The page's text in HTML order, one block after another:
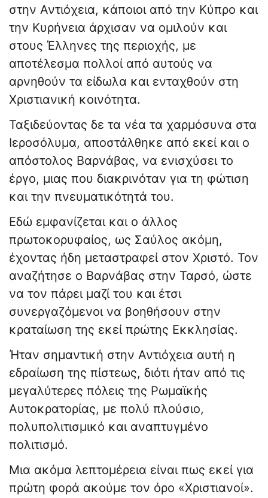
στην Αντιόχεια, κάποιοι από την Κύπρο και
την Κυρήνεια άρχισαν να ομιλούν και
στους Έλληνες της περιοχής, με
αποτέλεσμα πολλοί από αυτούς να
αρνηθούν τα είδωλα και ενταχθούν στη
Χριστιανική κοινότητα.
Ταξιδεύοντας δε τα νέα τα χαρμόσυνα στα
Ιεροσόλυμα, αποστάλθηκε από εκεί και ο
απόστολος Βαρνάβας, να ενισχύσει το
έργο, μιας που διακρινόταν για τη φώτιση
και την πνευματικότητά του.
Εδώ εμφανίζεται και ο άλλος
πρωτοκορυφαίος, ως Σαύλος ακόμη,
έχοντας ήδη μεταστραφεί στον Χριστό. Τον
αναζήτησε ο Βαρνάβας στην Ταρσό, ώστε
να τον πάρει μαζί του και έτσι
συνεργαζόμενοι να βοηθήσουν στην
κραταίωση της εκεί πρώτης Εκκλησίας.
Ήταν σημαντική στην Αντιόχεια αυτή η
εδραίωση της πίστεως, διότι ήταν από τις
μεγαλύτερες πόλεις της Ρωμαϊκής
Αυτοκρατορίας, με πολύ πλούσιο,
πολυπολιτισμικό και αναπτυγμένο
πολιτισμό.
Μια ακόμα λεπτομέρεια είναι πως εκεί για
πρώτη φορά ακούμε τον όρο «Χριστιανοί».